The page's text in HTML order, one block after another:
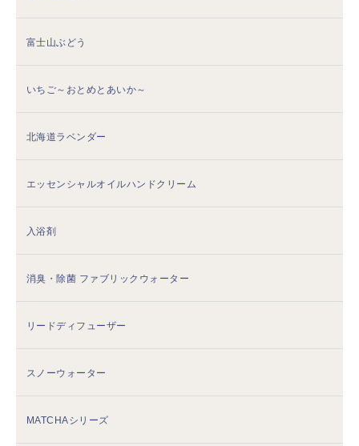
富士山ぶどう
いちご～おとめとあいか～
北海道ラベンダー
エッセンシャルオイルハンドクリーム
入浴剤
消臭・除菌 ファブリックウォーター
リードディフューザー
スノーウォーター
MATCHAシリーズ